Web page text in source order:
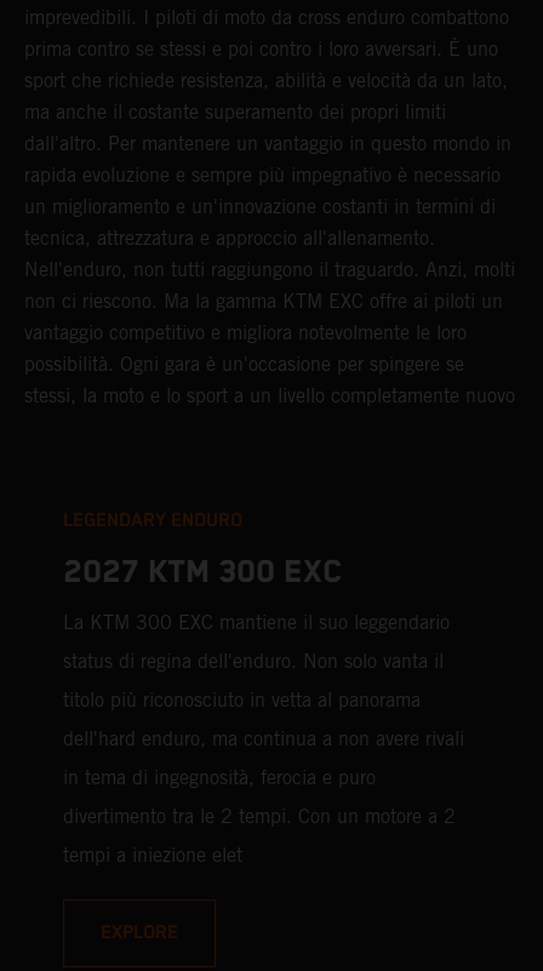
imprevedibili. I piloti di moto da cross enduro combattono
prima contro se stessi e poi contro i loro avversari. È uno
sport che richiede resistenza, abilità e velocità da un lato,
ma anche il costante superamento dei propri limiti
dall'altro. Per mantenere un vantaggio in questo mondo in
rapida evoluzione e sempre più impegnativo è necessario
un miglioramento e un'innovazione costanti in termini di
tecnica, attrezzatura e approccio all'allenamento.
Nell'enduro, non tutti raggiungono il traguardo. Anzi, molti
non ci riescono. Ma la gamma KTM EXC offre ai piloti un
vantaggio competitivo e migliora notevolmente le loro
possibilità. Ogni gara è un'occasione per spingere se
stessi, la moto e lo sport a un livello completamente nuovo
LEGENDARY ENDURO
2027 KTM 300 EXC
La KTM 300 EXC mantiene il suo leggendario
status di regina dell'enduro. Non solo vanta il
titolo più riconosciuto in vetta al panorama
dell'hard enduro, ma continua a non avere rivali
in tema di ingegnosità, ferocia e puro
divertimento tra le 2 tempi. Con un motore a 2
tempi a iniezione elet
EXPLORE